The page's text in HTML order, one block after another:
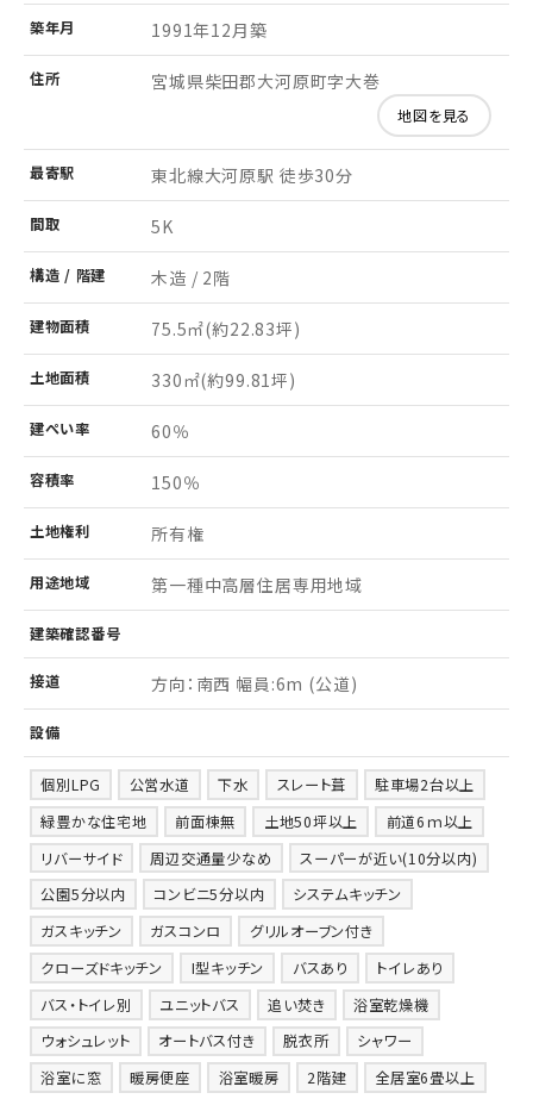
築年月 1991年12月築
住所 宮城県柴田郡大河原町字大巻
地図を見る
最寄駅 東北線大河原駅 徒歩30分
間取 5K
構造 / 階建 木造 / 2階
建物面積 75.5㎡(約22.83坪)
土地面積 330㎡(約99.81坪)
建ぺい率 60％
容積率 150％
土地権利 所有権
用途地域 第一種中高層住居専用地域
建築確認番号
接道 方向：南西 幅員:6m (公道)
設備
個別LPG 公営水道 下水 スレート葺
駐車場2台以上
緑豊かな住宅地
前面棟無 土地50坪以上
前道6ｍ以上
リバーサイド
周辺交通量少なめ
スーパーが近い(10分以内)
公園5分以内
コンビニ5分以内
システムキッチン
ガスキッチン
ガスコンロ
グリルオーブン付き
クローズドキッチン
I型キッチン バスあり
トイレあり
バス・トイレ別
ユニットバス 追い焚き
浴室乾燥機
ウォシュレット
オートバス付き 脱衣所
シャワー
浴室に窓
暖房便座 浴室暖房 2階建 全居室6畳以上